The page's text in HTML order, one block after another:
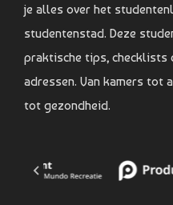
je alles over het
studentenstad. Deze
praktische tips, checklists
adressen. Van kamers tot
tot gezondheid.